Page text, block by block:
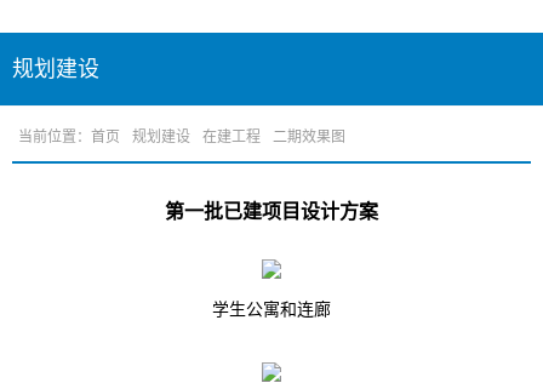
规划建设
当前位置： 首页 规划建设 在建工程 二期效果图
第一批已建项目设计方案
学生公寓和连廊